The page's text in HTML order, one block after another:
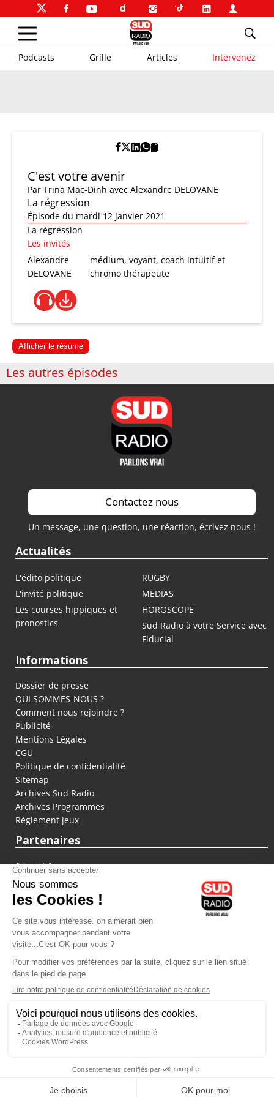
Podcasts Grille Articles Intervenez
C'est votre avenir
Par Trina Mac-Dinh avec Alexandre DELOVANE
La régression
Épisode du mardi 12 janvier 2021
La régression
Les invités
Alexandre
DELOVANE
médium, voyant, coach intuitif et
chromo thérapeute
Afficher le résumé
Les autres épisodes
Contactez nous
Un message, une question, une réaction, écrivez nous !
Actualités
L'édito politique
RUGBY
L'invité politique
MEDIAS
Les courses hippiques et
pronostics
HOROSCOPE
Sud Radio à votre Service avec
Fiducial
Informations
Dossier de presse
QUI SOMMES-NOUS ?
Comment nous rejoindre ?
Publicité
Mentions Légales
CGU
Politique de confidentialité
Sitemap
Archives Sud Radio
Archives Programmes
Règlement jeux
Partenaires
fiducial.fr
lyoncapitale.fr
olympique-et-lyonnais.com
L'application Iphone / Android
Téléchargez l'application
Les cookies
Gestion des cookies
Crédit photos : ©Sud Radio / Pierre Olivier
Noémie Halioua
Jacques Pessis
Les clefs d'une vie